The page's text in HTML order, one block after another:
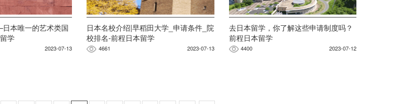
本唯一的艺术类国
学
2023-07-13
日本名校介绍|早稻田大学_申请条件_院
校排名-前程日本留学
4661 2023-07-13
去日本留学，你了解这些申请制度吗？
前程日本留学
4400 2023-07-12